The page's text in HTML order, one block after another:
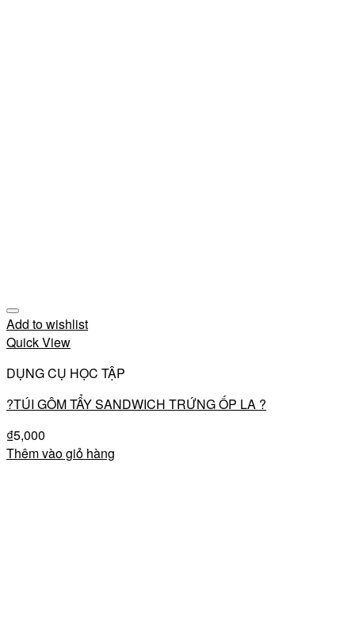
Add to wishlist
Quick View
DỤNG CỤ HỌC TẬP
?TÚI GÔM TẨY SANDWICH TRỨNG ỐP LA ?
₫5,000
Thêm vào giỏ hàng